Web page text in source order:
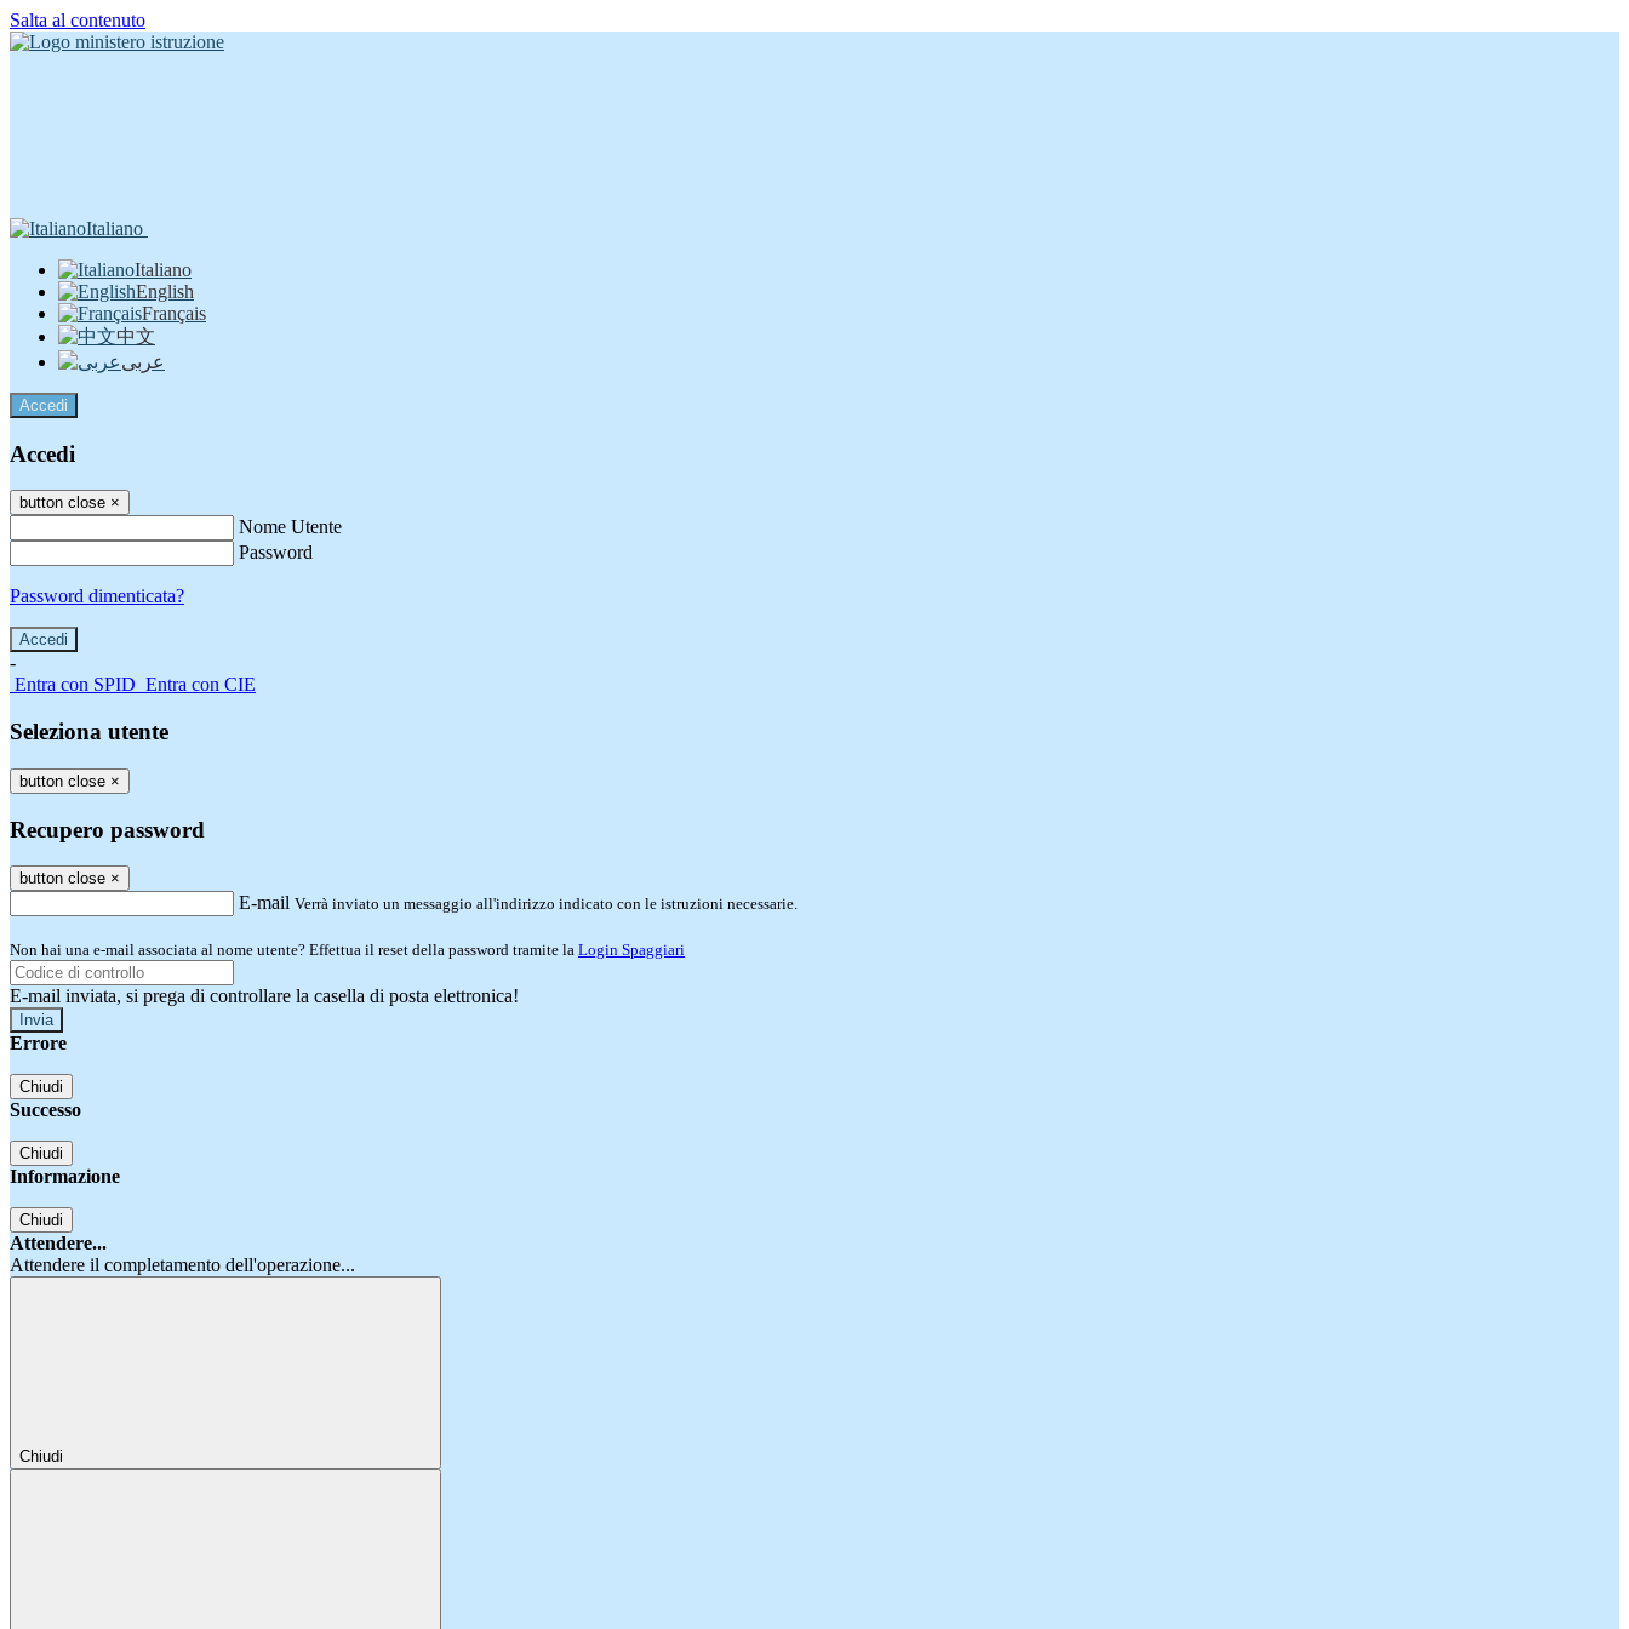
Salta al contenuto
Italiano
Italiano
English
Français
中文
عربى
Accedi
Accedi
button close ×
Nome Utente
Password
Password dimenticata?
-
Entra con SPID Entra con CIE
Seleziona utente
button close ×
Recupero password
button close ×
E-mail Verrà inviato un messaggio all'indirizzo indicato con le istruzioni necessarie.
Non hai una e-mail associata al nome utente? Effettua il reset della password tramite la Login Spaggiari
E-mail inviata, si prega di controllare la casella di posta elettronica!
Errore
Chiudi
Successo
Chiudi
Informazione
Chiudi
Attendere...
Attendere il completamento dell'operazione...
Chiudi